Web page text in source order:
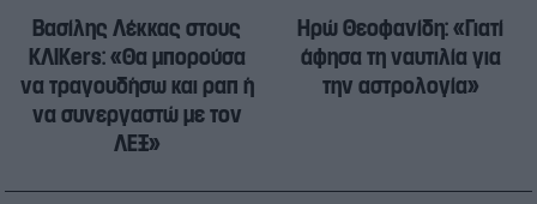
Βασίλης Λέκκας στους
ΚΛΙΚers: «Θα μπορούσα
να τραγουδήσω και ραπ ή
να συνεργαστώ με τον
ΛΕΞ»
Ηρώ Θεοφανίδη: «Γιατί
άφησα τη ναυτιλία για
την αστρολογία»